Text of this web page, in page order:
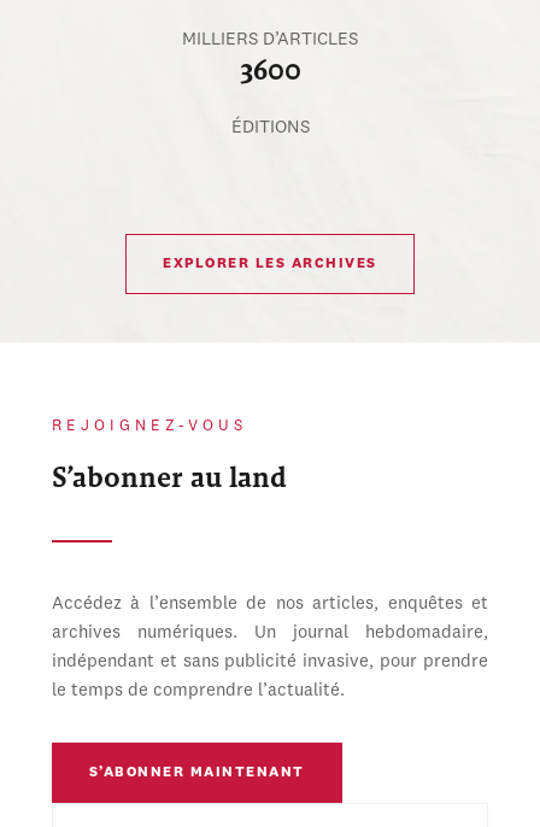
MILLIERS D’ARTICLES
3600
ÉDITIONS
EXPLORER LES ARCHIVES
REJOIGNEZ-VOUS
S’abonner au land
Accédez à l’ensemble de nos articles, enquêtes et
archives numériques. Un journal hebdomadaire,
indépendant et sans publicité invasive, pour prendre
le temps de comprendre l’actualité.
S’ABONNER MAINTENANT